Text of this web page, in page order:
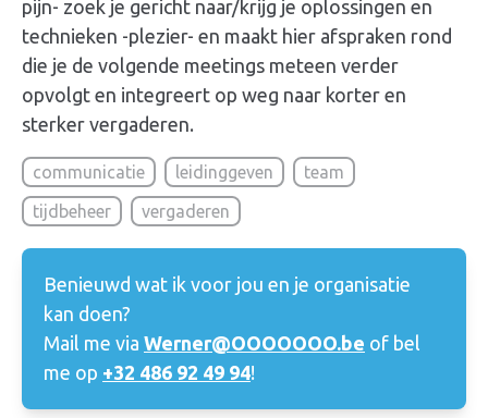
pijn- zoek je gericht naar/krijg je oplossingen en
technieken -plezier- en maakt hier afspraken rond
die je de volgende meetings meteen verder
opvolgt en integreert op weg naar korter en
sterker vergaderen.
communicatie leidinggeven
team
tijdbeheer
vergaderen
Benieuwd wat ik voor jou en je organisatie
kan doen?
Mail me via Werner@OOOOOOO.be of bel
me op +32 486 92 49 94!